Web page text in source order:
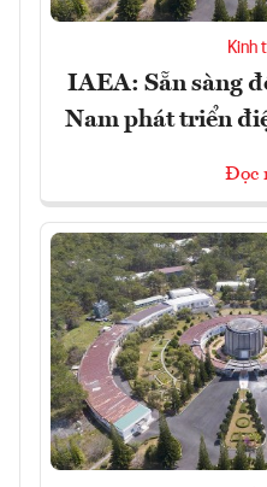
Kinh
IAEA: Sẵn sàng
Nam phát triển
Đọc